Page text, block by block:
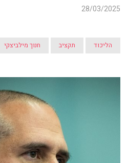
28/03/2025
הליכוד תקציב חנוך מילביצקי